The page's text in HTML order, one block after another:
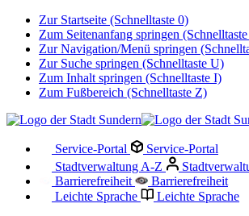
Zur Startseite (Schnelltaste 0)
Zum Seitenanfang springen
Zur Navigation/Menü springen
Zur Suche springen (Schnelltaste U)
Zum Inhalt springen (Schnelltaste I)
Zum Fußbereich (Schnelltaste Z)
Service-Portal
Service-Portal
Stadtverwaltung A-Z
Barrierefreiheit
Barrierefreiheit
Leichte Sprache
Leichte Sprache